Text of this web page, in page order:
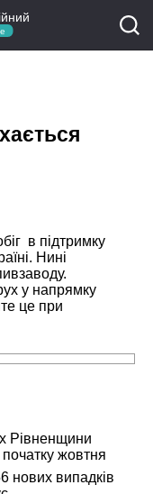
в підтримку
Нині
у напрямку
це при
Рівненщини
початку жовтня
нових випадків